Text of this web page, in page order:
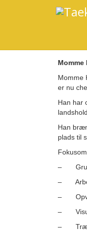
Momme
Momme
er nu
Han har
Han
plads til
–
–
–
–
–